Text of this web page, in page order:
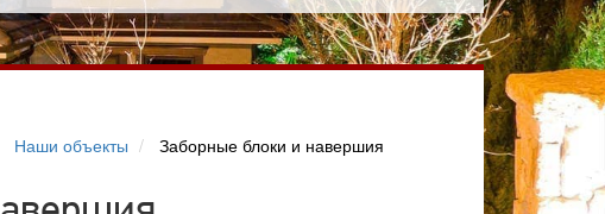
Наши объекты Заборные блоки и навершия